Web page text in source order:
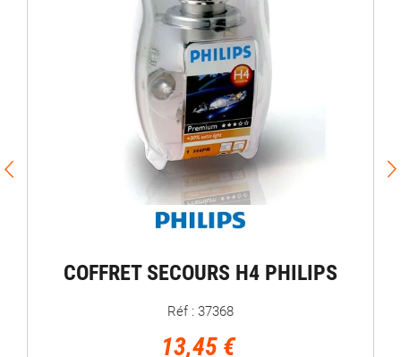
COFFRET SECOURS H4 PHILIPS
Réf : 37368
13,45 €